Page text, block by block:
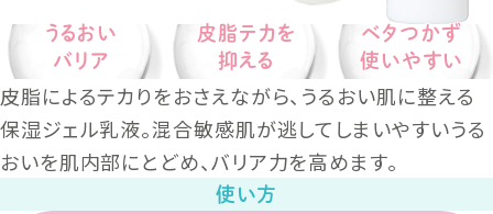
うるおい
バリア
皮脂テカを
抑える
ベタつかず
使いやすい
皮脂によるテカりをおさえながら、うるおい肌に整える
保湿ジェル乳液。混合敏感肌が逃してしまいやすいうる
おいを肌内部にとどめ、バリア力を高めます。
使い方